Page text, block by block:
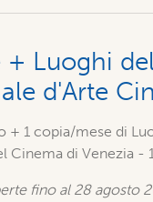
Luoghi
d'Arte
+ 1 copia/mese di
Cinema di Venezia -
fino al 28 agosto